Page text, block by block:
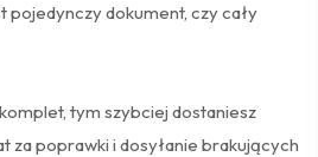
pojedynczy dokument, czy cały
tym szybciej dostaniesz
za poprawki i dosyłanie brakujących